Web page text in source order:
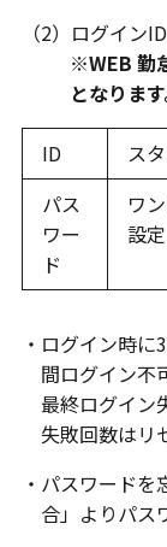
（2）ログイン
※WEB 勤
となります
ID
ス
パス
ワー
ド
ワ
設
・ログイン時
間ログイン不
最終ログイン
失敗回数はリ
・パスワード
合」よりパス